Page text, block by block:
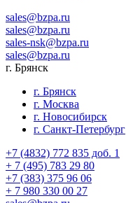
sales@bzpa.ru
sales@bzpa.ru
sales-nsk@bzpa.ru
sales@bzpa.ru
г. Брянск
г. Брянск
г. Москва
г. Новосибирск
г. Санкт-Петербург
+7 (4832) 772 835 доб. 1
+ 7 (495) 783 29 80
+7 (383) 375 96 06
+ 7 980 330 00 27